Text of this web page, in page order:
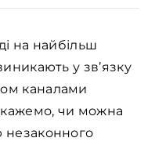
на найбільш
у зв’язку
каналами
чи можна
незаконного